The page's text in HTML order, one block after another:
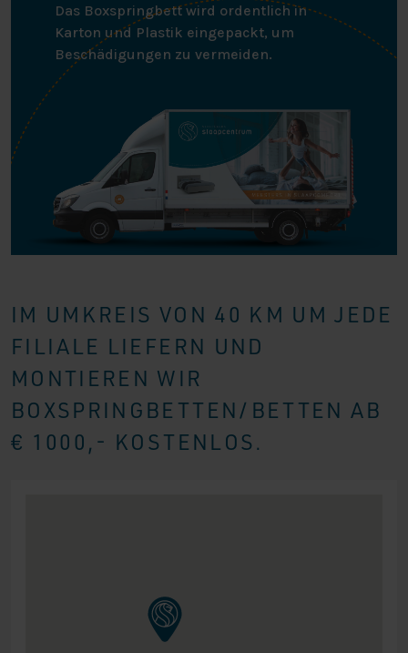
Das Boxspringbett wird ordentlich in
Karton und Plastik eingepackt, um
Beschädigungen zu vermeiden.
IM UMKREIS VON 40 KM UM JEDE
FILIALE LIEFERN UND
MONTIEREN WIR
BOXSPRINGBETTEN/BETTEN AB
€ 1000,- KOSTENLOS.